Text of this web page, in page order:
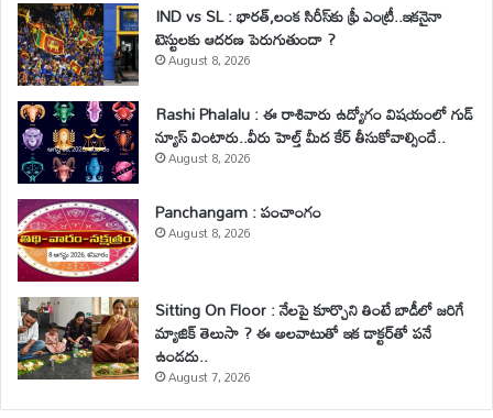
IND vs SL : భారత్,లంక సిరీస్‌కు ఫ్రీ ఎంట్రీ..ఇకనైనా
టెస్టులకు ఆదరణ పెరుగుతుందా ?
August 8, 2026
Rashi Phalalu : ఈ రాశివారు ఉద్యోగం విషయంలో గుడ్
న్యూస్ వింటారు..వీరు హెల్త్ మీద కేర్ తీసుకోవాల్సిందే..
August 8, 2026
Panchangam : పంచాంగం
August 8, 2026
Sitting On Floor : నేలపై కూర్చొని తింటే బాడీలో జరిగే
మ్యాజిక్ తెలుసా ? ఈ అలవాటుతో ఇక డాక్టర్‌తో పనే
ఉండదు..
August 7, 2026